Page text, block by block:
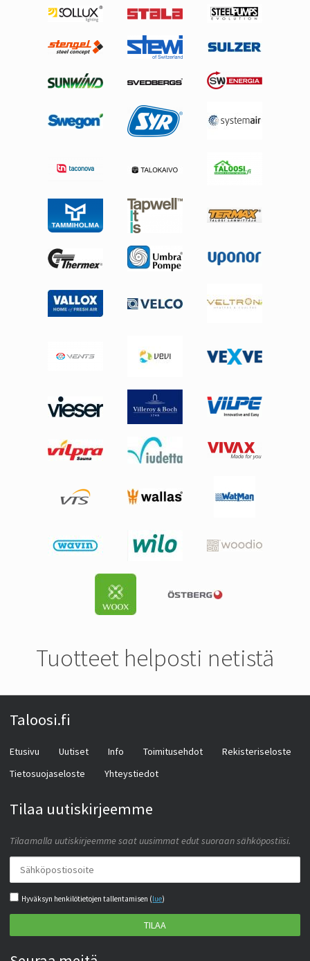
Tuotteet helposti netistä
Taloosi.fi
Etusivu Uutiset Info Toimitusehdot
Rekisteriseloste
Tietosuojaseloste
Yhteystiedot
Tilaa uutiskirjeemme
Tilaamalla uutiskirjeemme saat uusimmat edut suoraan sähköpostiisi.
Hyväksyn henkilötietojen tallentamisen (lue)
TILAA